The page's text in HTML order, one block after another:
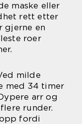
maske eller
rett etter
gjerne en
roer
milde
med 34 timer
arr og
runder.
fordi